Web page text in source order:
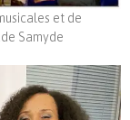
et de
Samyde